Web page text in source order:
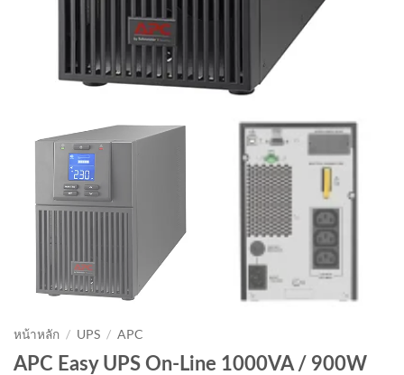
หน้าหลัก / UPS / APC
APC Easy UPS On-Line 1000VA / 900W